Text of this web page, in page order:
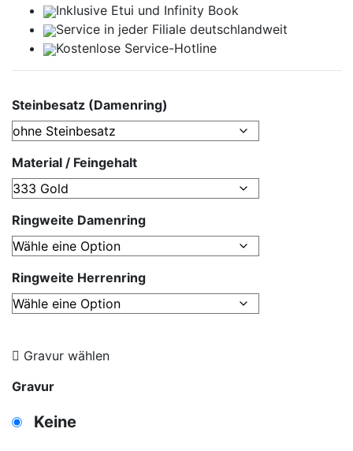
Inklusive Etui und Infinity Book
Service in jeder Filiale deutschlandweit
Kostenlose Service-Hotline
Steinbesatz (Damenring)
Material / Feingehalt
Ringweite Damenring
Ringweite Herrenring
Gravur wählen
Gravur
Keine